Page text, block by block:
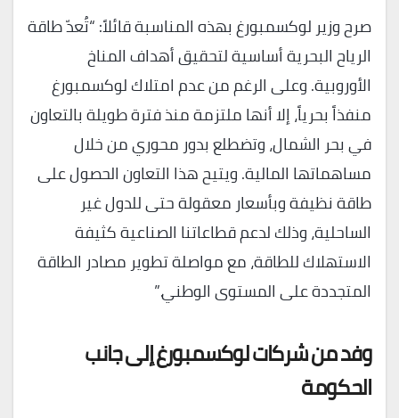
صرح وزير لوكسمبورغ بهذه المناسبة قائلاً: “تُعدّ طاقة
الرياح البحرية أساسية لتحقيق أهداف المناخ
الأوروبية. وعلى الرغم من عدم امتلاك لوكسمبورغ
منفذاً بحرياً، إلا أنها ملتزمة منذ فترة طويلة بالتعاون
في بحر الشمال، وتضطلع بدور محوري من خلال
مساهماتها المالية. ويتيح هذا التعاون الحصول على
طاقة نظيفة وبأسعار معقولة حتى للدول غير
الساحلية، وذلك لدعم قطاعاتنا الصناعية كثيفة
الاستهلاك للطاقة، مع مواصلة تطوير مصادر الطاقة
المتجددة على المستوى الوطني.”
وفد من شركات لوكسمبورغ إلى جانب
الحكومة